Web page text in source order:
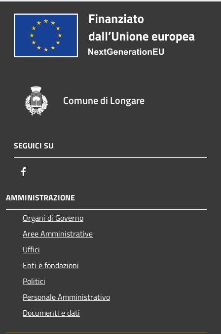
Comune di Longare
SEGUICI SU
AMMINISTRAZIONE
Organi di Governo
Aree Amministrative
Uffici
Enti e fondazioni
Politici
Personale Amministrativo
Documenti e dati